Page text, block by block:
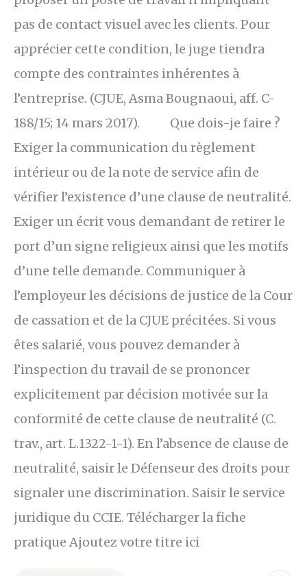
pas de contact visuel avec les clients. Pour
apprécier cette condition, le juge tiendra
compte des contraintes inhérentes à
l’entreprise. (CJUE, Asma Bougnaoui, aff. C-
188/15; 14 mars 2017). Que dois-je faire ?
Exiger la communication du règlement
intérieur ou de la note de service afin de
vérifier l’existence d’une clause de neutralité.
Exiger un écrit vous demandant de retirer le
port d’un signe religieux ainsi que les motifs
d’une telle demande. Communiquer à
l’employeur les décisions de justice de la Cour
de cassation et de la CJUE précitées. Si vous
êtes salarié, vous pouvez demander à
l’inspection du travail de se prononcer
explicitement par décision motivée sur la
conformité de cette clause de neutralité (C.
trav., art. L.1322-1-1). En l’absence de clause de
neutralité, saisir le Défenseur des droits pour
signaler une discrimination. Saisir le service
juridique du CCIE. Télécharger la fiche
pratique Ajoutez votre titre ici